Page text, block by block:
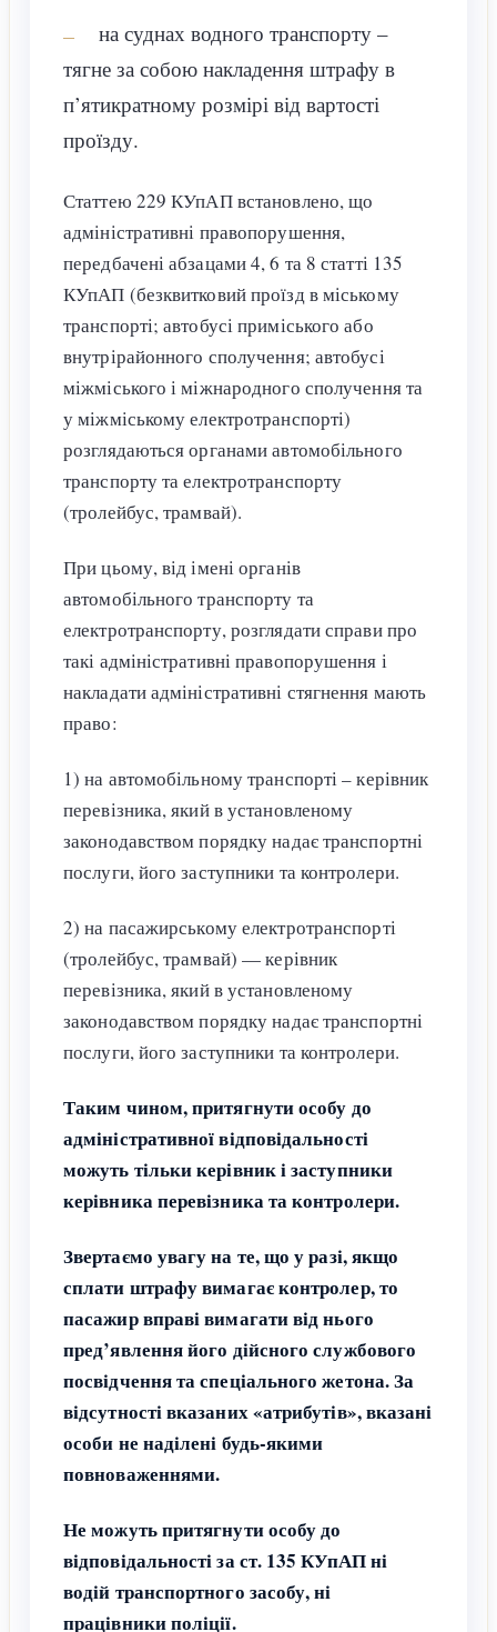
на суднах водного транспорту –
тягне за собою накладення штрафу в
п’ятикратному розмірі від вартості
проїзду.
Статтею 229 КУпАП встановлено, що
адміністративні правопорушення,
передбачені абзацами 4, 6 та 8 статті 135
КУпАП (безквитковий проїзд в міському
транспорті; автобусі приміського або
внутрірайонного сполучення; автобусі
міжміського і міжнародного сполучення та
у міжміському електротранспорті)
розглядаються органами автомобільного
транспорту та електротранспорту
(тролейбус, трамвай).
При цьому, від імені органів
автомобільного транспорту та
електротранспорту, розглядати справи про
такі адміністративні правопорушення і
накладати адміністративні стягнення мають
право:
1) на автомобільному транспорті – керівник
перевізника, який в установленому
законодавством порядку надає транспортні
послуги, його заступники та контролери.
2) на пасажирському електротранспорті
(тролейбус, трамвай) — керівник
перевізника, який в установленому
законодавством порядку надає транспортні
послуги, його заступники та контролери.
Таким чином, притягнути особу до
адміністративної відповідальності
можуть тільки керівник і заступники
керівника перевізника та контролери.
Звертаємо увагу на те, що у разі, якщо
сплати штрафу вимагає контролер, то
пасажир вправі вимагати від нього
пред’явлення його дійсного службового
посвідчення та спеціального жетона. За
відсутності вказаних «атрибутів», вказані
особи не наділені будь-якими
повноваженнями.
Не можуть притягнути особу до
відповідальності за ст. 135 КУпАП ні
водій транспортного засобу, ні
працівники поліції.